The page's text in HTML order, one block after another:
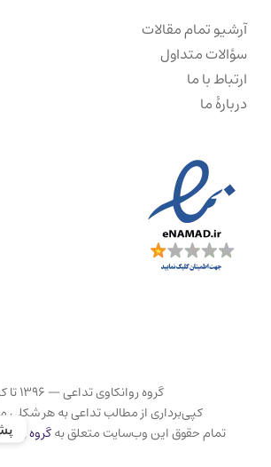
آرشیو تمام مقالات
سؤالات متداول
ارتباط با ما
دربارهٔ ما
گروه روانکاوی تداعی — ۱۳۹۶ تا کنون
کپی‌برداری از مطالب تداعی به هر
تمام حقوق این وب‌سایت متعلق بهگروه